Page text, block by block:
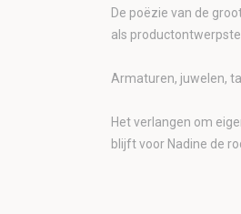
De poëzie van de
als
Armaturen, juwelen,
Het verlangen om
blijft voor Nadine de